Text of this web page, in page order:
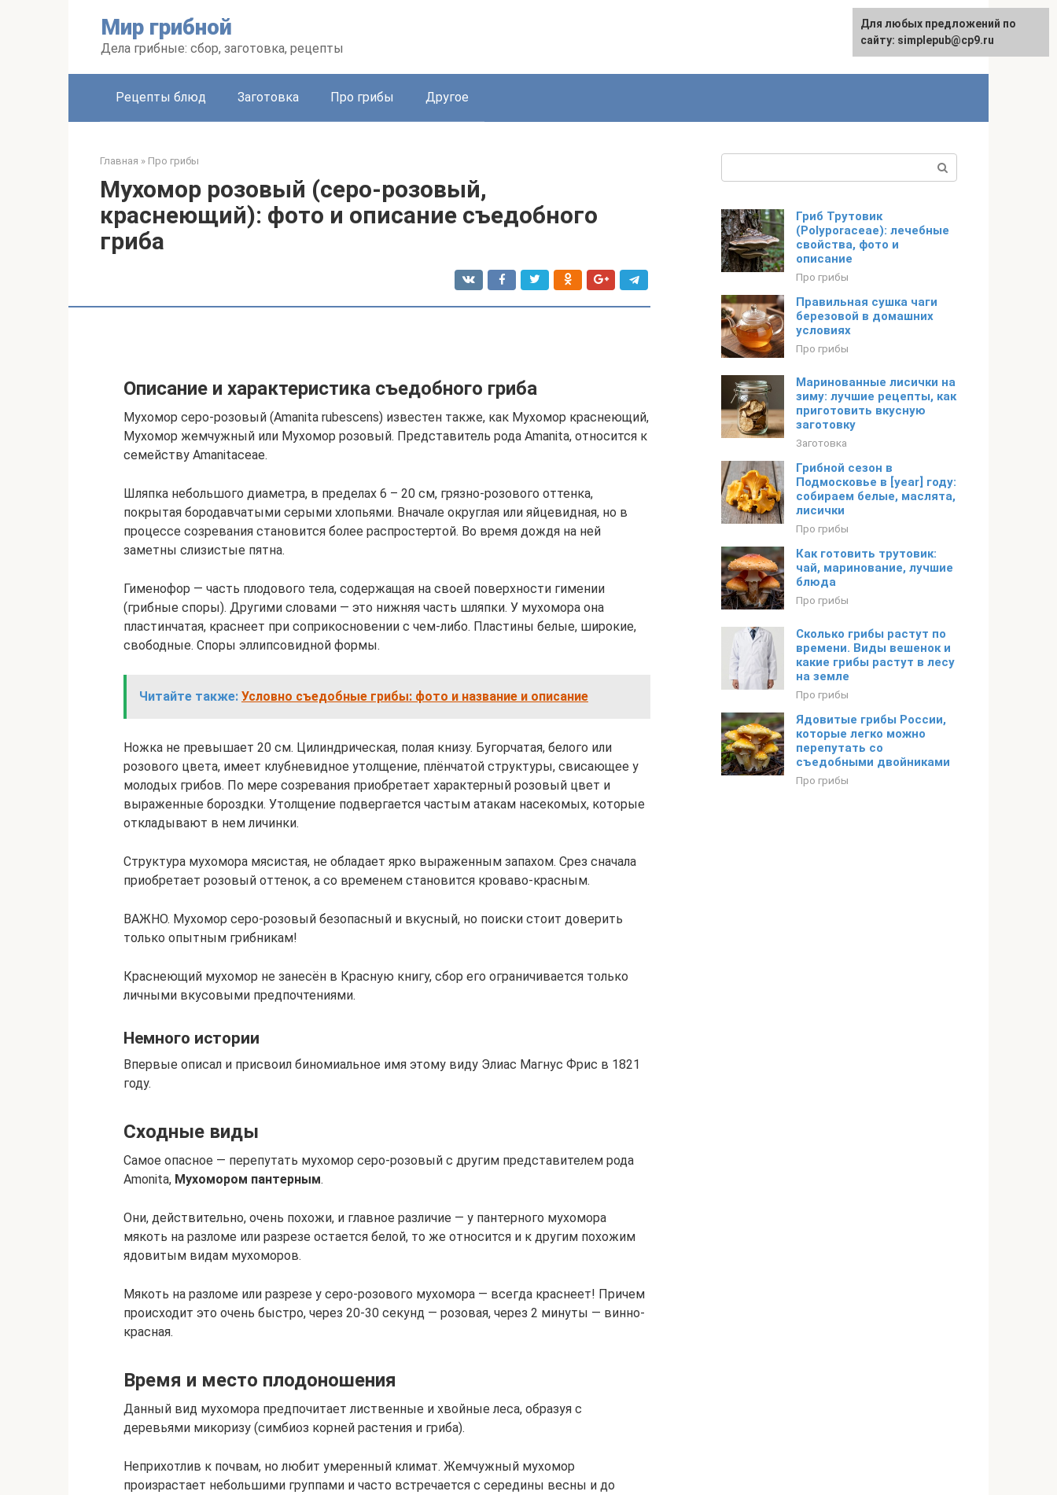
Мир грибной
Дела грибные: сбор, заготовка, рецепты
Рецепты блюд Заготовка Про грибы Другое
Главная » Про грибы
Мухомор розовый (серо-розовый,
краснеющий): фото и описание съедобного
гриба
Описание и характеристика съедобного гриба
Мухомор серо-розовый (Amanita rubescens) известен также, как Мухомор краснеющий,
Мухомор жемчужный или Мухомор розовый. Представитель рода Amanita, относится к
семейству Amanitaceae.
Шляпка небольшого диаметра, в пределах 6 – 20 см, грязно-розового оттенка,
покрытая бородавчатыми серыми хлопьями. Вначале округлая или яйцевидная, но в
процессе созревания становится более распростертой. Во время дождя на ней
заметны слизистые пятна.
Гименофор — часть плодового тела, содержащая на своей поверхности гимении
(грибные споры). Другими словами — это нижняя часть шляпки. У мухомора она
пластинчатая, краснеет при соприкосновении с чем-либо. Пластины белые, широкие,
свободные. Споры эллипсовидной формы.
Читайте также: Условно съедобные грибы: фото и название и описание
Ножка не превышает 20 см. Цилиндрическая, полая книзу. Бугорчатая, белого или
розового цвета, имеет клубневидное утолщение, плёнчатой структуры, свисающее у
молодых грибов. По мере созревания приобретает характерный розовый цвет и
выраженные бороздки. Утолщение подвергается частым атакам насекомых, которые
откладывают в нем личинки.
Структура мухомора мясистая, не обладает ярко выраженным запахом. Срез сначала
приобретает розовый оттенок, а со временем становится кроваво-красным.
ВАЖНО. Мухомор серо-розовый безопасный и вкусный, но поиски стоит доверить
только опытным грибникам!
Краснеющий мухомор не занесён в Красную книгу, сбор его ограничивается только
личными вкусовыми предпочтениями.
Немного истории
Впервые описал и присвоил биномиальное имя этому виду Элиас Магнус Фрис в 1821
году.
Сходные виды
Самое опасное — перепутать мухомор серо-розовый с другим представителем рода
Amonita, Мухомором пантерным.
Они, действительно, очень похожи, и главное различие — у пантерного мухомора
мякоть на разломе или разрезе остается белой, то же относится и к другим похожим
ядовитым видам мухоморов.
Мякоть на разломе или разрезе у серо-розового мухомора — всегда краснеет! Причем
происходит это очень быстро, через 20-30 секунд — розовая, через 2 минуты — винно-
красная.
Время и место плодоношения
Данный вид мухомора предпочитает лиственные и хвойные леса, образуя с
деревьями микоризу (симбиоз корней растения и гриба).
Неприхотлив к почвам, но любит умеренный климат. Жемчужный мухомор
произрастает небольшими группами и часто встречается с середины весны и до
Гриб Трутовик
(Polyporaceae): лечебные
свойства, фото и
описание
Про грибы
Правильная сушка чаги
березовой в домашних
условиях
Про грибы
Маринованные лисички на
зиму: лучшие рецепты, как
приготовить вкусную
заготовку
Заготовка
Грибной сезон в
Подмосковье в [year] году:
собираем белые, маслята,
лисички
Про грибы
Как готовить трутовик:
чай, маринование, лучшие
блюда
Про грибы
Сколько грибы растут по
времени. Виды вешенок и
какие грибы растут в лесу
на земле
Про грибы
Ядовитые грибы России,
которые легко можно
перепутать со
съедобными двойниками
Про грибы
Для любых предложений по
сайту: simplepub@cp9.ru